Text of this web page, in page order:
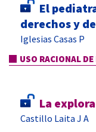
El
derechos y
Iglesias Casas P
USO RACIONAL
La
Castillo Laita J A